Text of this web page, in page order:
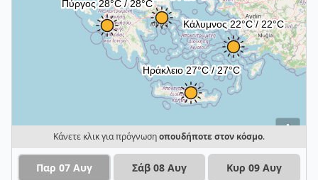
i
Κάνετε κλικ για πρόγνωσηοπουδήποτε στον κόσμο.
Παρ 07 Αυγ Σάβ 08 Αυγ Κυρ 09 Αυγ